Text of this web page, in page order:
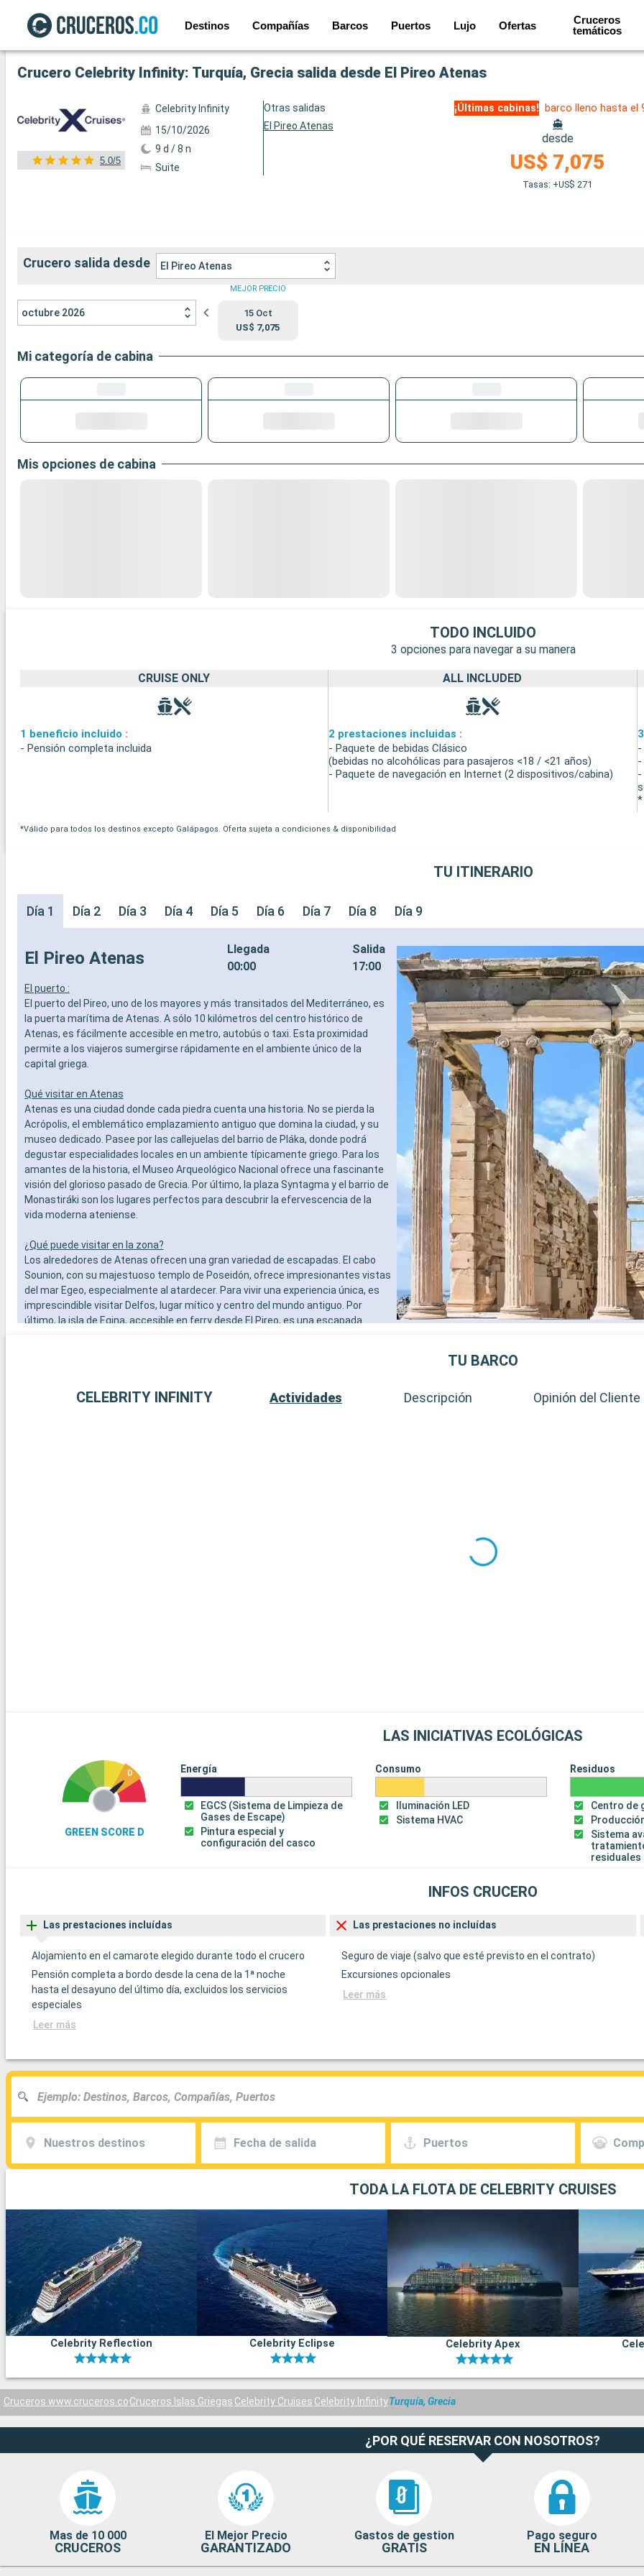
Destinos Compañías Barcos Puertos Lujo Ofertas
Cruceros
temáticos
Ver las 26 fotos siguientes
Crucero Celebrity Infinity: Turquía, Grecia salida desde El Pireo Atenas
5.0/5
Celebrity Infinity
15/10/2026
9 d / 8 n
Suite
Otras salidas
El Pireo Atenas
¡Últimas cabinas! barco lleno hasta el
desde
US$ 7,075
Tasas: +US$ 271
Crucero salida desde El Pireo Atenas
octubre 2026
MEJOR PRECIO
15 Oct
US$ 7,075
Mi categoría de cabina
Mis opciones de cabina
TODO INCLUIDO
3 opciones para navegar a su manera
CRUISE ONLY
1 beneficio incluido :
- Pensión completa incluida
ALL INCLUDED
2 prestaciones incluidas :
- Paquete de bebidas Clásico
(bebidas no alcohólicas para pasajeros <18 / <21 años)
- Paquete de navegación en Internet (2 dispositivos/cabina)
-
-
-
*
*Válido para todos los destinos excepto Galápagos. Oferta sujeta a condiciones & disponibilidad
TU ITINERARIO
Día 1 Día 2 Día 3 Día 4 Día 5 Día 6 Día 7 Día 8 Día 9
El Pireo Atenas
Llegada
00:00
Salida
17:00
El puerto :
El puerto del Pireo, uno de los mayores y más transitados del Mediterráneo, es
la puerta marítima de Atenas. A sólo 10 kilómetros del centro histórico de
Atenas, es fácilmente accesible en metro, autobús o taxi. Esta proximidad
permite a los viajeros sumergirse rápidamente en el ambiente único de la
capital griega.
Qué visitar en Atenas
Atenas es una ciudad donde cada piedra cuenta una historia. No se pierda la
Acrópolis, el emblemático emplazamiento antiguo que domina la ciudad, y su
museo dedicado. Pasee por las callejuelas del barrio de Pláka, donde podrá
degustar especialidades locales en un ambiente típicamente griego. Para los
amantes de la historia, el Museo Arqueológico Nacional ofrece una fascinante
visión del glorioso pasado de Grecia. Por último, la plaza Syntagma y el barrio de
Monastiráki son los lugares perfectos para descubrir la efervescencia de la
vida moderna ateniense.
¿Qué puede visitar en la zona?
Los alrededores de Atenas ofrecen una gran variedad de escapadas. El cabo
Sounion, con su majestuoso templo de Poseidón, ofrece impresionantes vistas
del mar Egeo, especialmente al atardecer. Para vivir una experiencia única, es
imprescindible visitar Delfos, lugar mítico y centro del mundo antiguo. Por
último, la isla de Egina, accesible en ferry desde El Pireo, es una escapada
TU BARCO
CELEBRITY INFINITY Actividades Descripción Opinión del Cliente
LAS INICIATIVAS ECOLÓGICAS
GREEN SCORE D
Energía
EGCS (Sistema de Limpieza de
Gases de Escape)
Pintura especial y
configuración del casco
Consumo
Iluminación LED
Sistema HVAC
Residuos
Centro de
Sistema
residuales
INFOS CRUCERO
Las prestaciones incluídas
Alojamiento en el camarote elegido durante todo el crucero
Pensión completa a bordo desde la cena de la 1ª noche
hasta el desayuno del último día, excluidos los servicios
especiales
Leer más
Las prestaciones no incluídas
Seguro de viaje (salvo que esté previsto en el contrato)
Excursiones opcionales
Leer más
Nuestros destinos Fecha de salida Puertos
TODA LA FLOTA DE CELEBRITY CRUISES
Celebrity Reflection Celebrity Eclipse Celebrity Apex
Cruceros www.cruceros.coCruceros Islas Griegas Celebrity Cruises Celebrity InfinityTurquía, Grecia
¿POR QUÉ RESERVAR CON NOSOTROS?
Mas de 10 000
CRUCEROS
El Mejor Precio
GARANTIZADO
Gastos de gestion
GRATIS
Pago seguro
EN LÍNEA